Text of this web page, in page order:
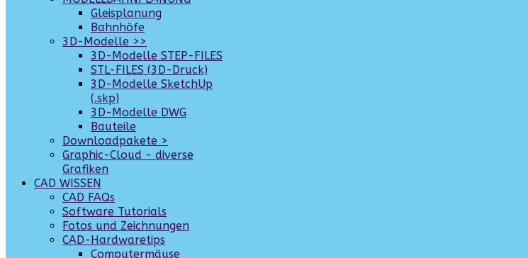
Gleisplanung
Bahnhöfe
3D-Modelle >>
3D-Modelle STEP-FILES
STL-FILES (3D-Druck)
3D-Modelle SketchUp
(.skp)
3D-Modelle DWG
Bauteile
Downloadpakete >
Graphic-Cloud - diverse
Grafiken
CAD WISSEN
CAD FAQs
Software Tutorials
Fotos und Zeichnungen
CAD-Hardwaretips
Computermäuse